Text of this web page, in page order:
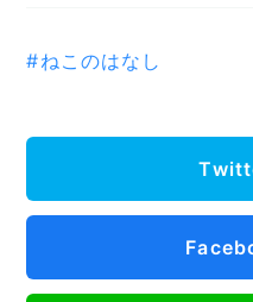
#ねこのはなし